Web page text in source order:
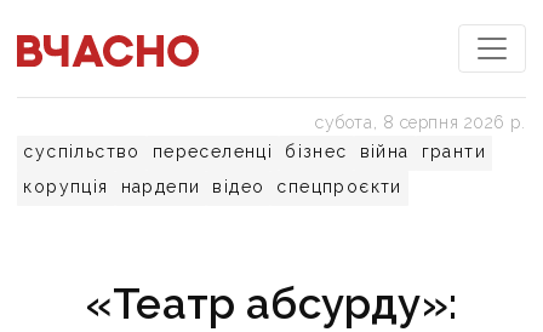
суспільство переселенці бізнес війна
гранти
корупція
нардепи відео спецпроєкти
субота, 8 серпня 2026 р.
«Театр абсурду»: